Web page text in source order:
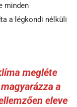
minden
a légkondi nélküli
megléte
a
eleve